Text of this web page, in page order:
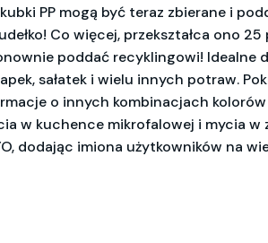
PP mogą być teraz zbierane i
Co więcej, przekształca ono
poddać recyklingowi! Idealne
sałatek i wielu innych potraw.
o innych kombinacjach
w kuchence mikrofalowej i mycia w
dodając imiona użytkowników na